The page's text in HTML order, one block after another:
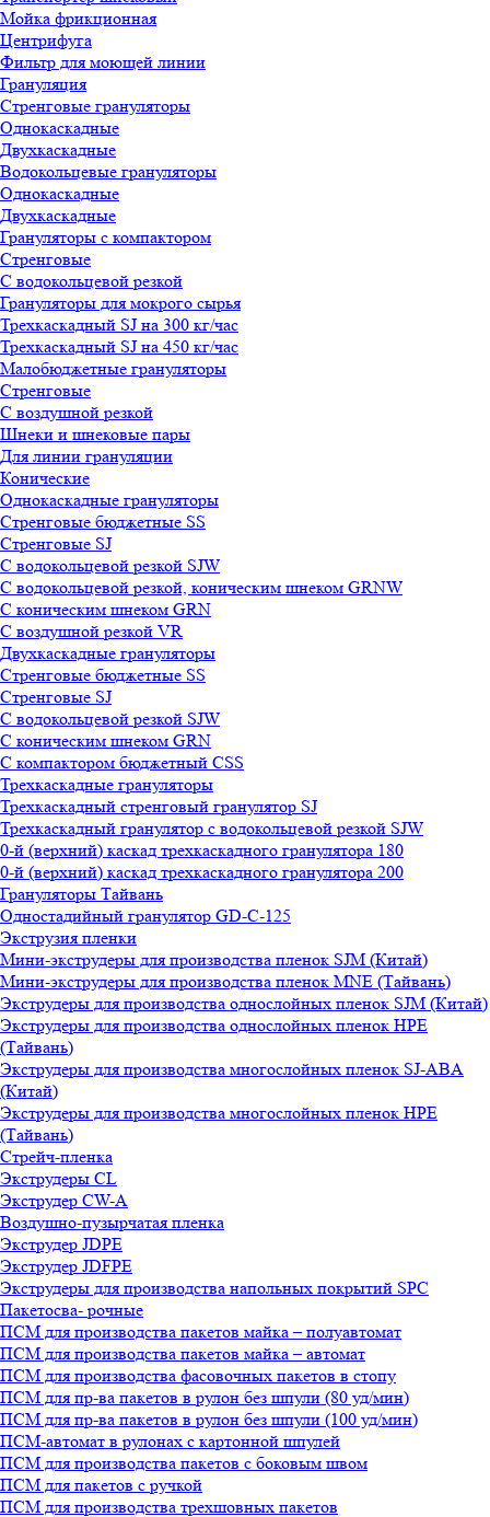
Мойка фрикционная
Центрифуга
Фильтр для моющей линии
Грануляция
Стренговые грануляторы
Однокаскадные
Двухкаскадные
Водокольцевые грануляторы
Однокаскадные
Двухкаскадные
Грануляторы с компактором
Стренговые
С водокольцевой резкой
Грануляторы для мокрого сырья
Трехкаскадный SJ на 300 кг/час
Трехкаскадный SJ на 450 кг/час
Малобюджетные грануляторы
Стренговые
С воздушной резкой
Шнеки и шнековые пары
Для линии грануляции
Конические
Однокаскадные грануляторы
Стренговые бюджетные SS
Стренговые SJ
С водокольцевой резкой SJW
С водокольцевой резкой, коническим шнеком GRNW
С коническим шнеком GRN
С воздушной резкой VR
Двухкаскадные грануляторы
Стренговые бюджетные SS
Стренговые SJ
С водокольцевой резкой SJW
С коническим шнеком GRN
С компактором бюджетный CSS
Трехкаскадные грануляторы
Трехкаскадный стренговый гранулятор SJ
Трехкаскадный гранулятор с водокольцевой резкой SJW
0-й (верхний) каскад трехкаскадного гранулятора 180
0-й (верхний) каскад трехкаскадного гранулятора 200
Грануляторы Тайвань
Одностадийный гранулятор GD-C-125
Экструзия пленки
Мини-экструдеры для производства пленок SJM (Китай)
Мини-экструдеры для производства пленок MNE (Тайвань)
Экструдеры для производства однослойных пленок SJM (Китай)
Экструдеры для производства однослойных пленок HPE
(Тайвань)
Экструдеры для производства многослойных пленок SJ-ABA
(Китай)
Экструдеры для производства многослойных пленок HPE
(Тайвань)
Стрейч-пленка
Экструдеры CL
Экструдер CW-A
Воздушно-пузырчатая пленка
Экструдер JDPE
Экструдер JDFPE
Экструдеры для производства напольных покрытий SPC
Пакетосва- рочные
ПСМ для производства пакетов майка – полуавтомат
ПСМ для производства пакетов майка – автомат
ПСМ для производства фасовочных пакетов в стопу
ПСМ для пр-ва пакетов в рулон без шпули (80 уд/мин)
ПСМ для пр-ва пакетов в рулон без шпули (100 уд/мин)
ПСМ-автомат в рулонах с картонной шпулей
ПСМ для производства пакетов с боковым швом
ПСМ для пакетов с ручкой
ПСМ для производства трехшовных пакетов